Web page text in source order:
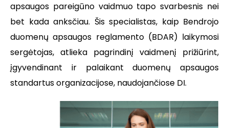
apsaugos pareigūno vaidmuo tapo svarbesnis nei
bet kada anksčiau. Šis specialistas, kaip Bendrojo
duomenų apsaugos reglamento (BDAR) laikymosi
sergėtojas, atlieka pagrindinį vaidmenį prižiūrint,
įgyvendinant ir palaikant duomenų apsaugos
standartus organizacijose, naudojančiose DI.